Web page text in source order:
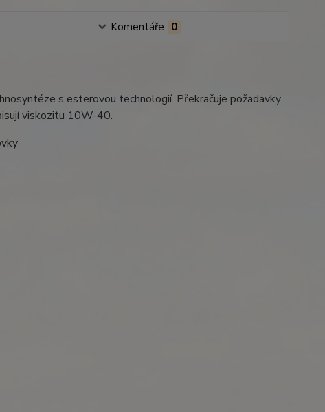
Komentáře 0
s esterovou technologií. Překračuje požadavky
viskozitu 10W-40.